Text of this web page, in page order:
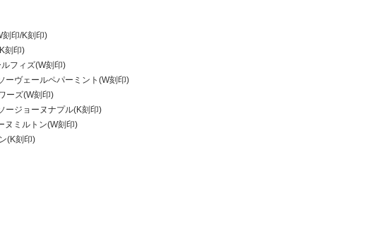
刻印/K刻印)
刻印)
フィズ(W刻印)
ーヴェールペパーミント(W刻印)
ーズ(W刻印)
ージョーヌナプル(K刻印)
ヌミルトン(W刻印)
(K刻印)
16.5